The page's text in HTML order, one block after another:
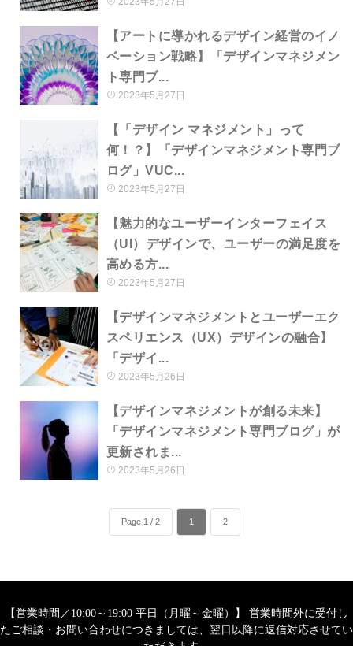
【アートに導かれるデザイン経営のイノ
ベーション戦略】「デザインマネジメン
ト専門ブ...
2023年5月27日
【「デザイン マネジメント」って
何！？】「デザインマネジメント専門ブ
ログ」VUC...
2023年5月27日
【魅力的なユーザーインターフェイス
（UI）デザインで、ユーザーの満足度を
高める方...
2023年5月27日
【デザインマネジメントとユーザーエク
スペリエンス（UX）デザインの融合】
「デザイ...
2023年5月26日
【デザインマネジメントが創る未来】
「デザインマネジメント専門ブログ」が
更新されま...
2023年5月26日
Page 1 / 2 1 2
【営業時間／10:00～19:00 平日（月曜～金曜）】 営業時間外に受付し
たご相談・お問い合わせにつきましては、翌日以降に返信対応させてい